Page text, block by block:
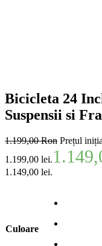
Bicicleta 24
Suspensii si
1.199,00Ron Prețul
1.199,00 lei.
1.149,00 lei.
Culoare